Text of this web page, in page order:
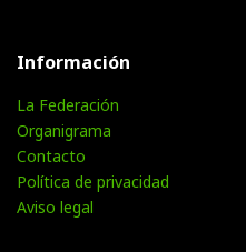
Información
La Federación
Organigrama
Contacto
Política de privacidad
Aviso legal